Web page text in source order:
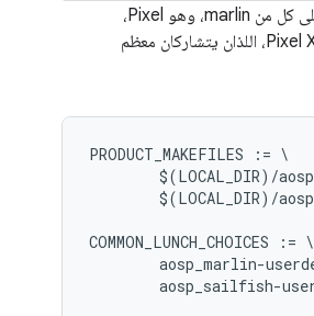
(الذي يحتوي على كل من marlin، وهو Pixel،
وsailfish، وهو Pixel XL، اللذان يتشاركان معظم
PRODUCT_MAKEFILES := \
COMMON_LUNCH_CHOICES := \